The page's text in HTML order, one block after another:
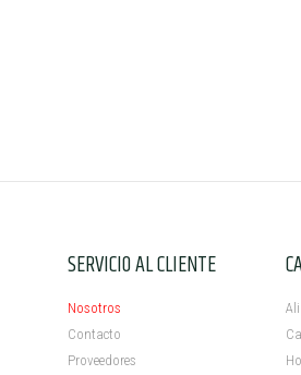
SERVICIO AL CLIENTE
Nosotros
Contacto
Proveedores